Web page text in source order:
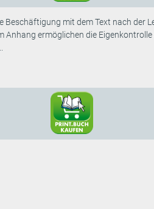
mit dem Text nach der
ermöglichen die